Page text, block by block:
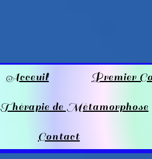
Acceuil Premier
Thérapie de Métamorphose
Contact